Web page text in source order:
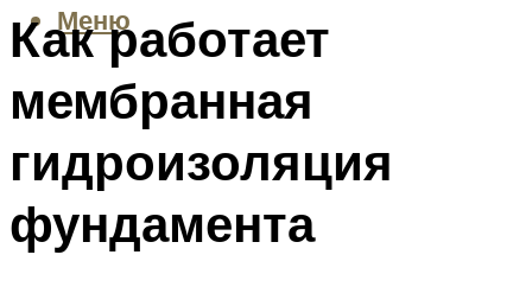
Меню
Как работает
мембранная
гидроизоляция
фундамента